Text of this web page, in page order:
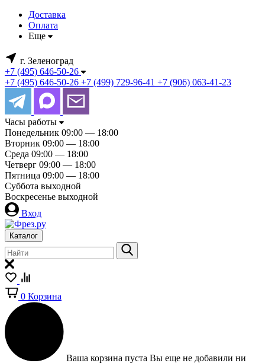
Доставка
Оплата
Еще
г. Зеленоград
+7 (495) 646-50-26
+7 (495) 646-50-26 +7 (499) 729-96-41 +7 (906) 063-41-23
Часы работы
Понедельник 09:00 — 18:00
Вторник 09:00 — 18:00
Среда 09:00 — 18:00
Четверг 09:00 — 18:00
Пятница 09:00 — 18:00
Суббота выходной
Воскресенье выходной
Вход
Каталог
0 Корзина
Ваша корзина пуста Вы еще не добавили ни